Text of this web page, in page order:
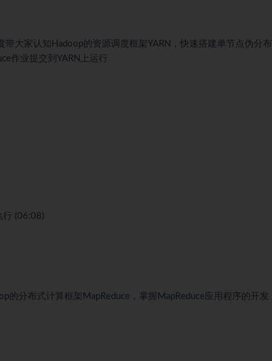
大家认知Hadoop的资源调度框架YARN，快速搭建单节点伪分
作业提交到YARN上运行
行 (06:08)
的分布式计算框架MapReduce，掌握MapReduce应用程序的开发